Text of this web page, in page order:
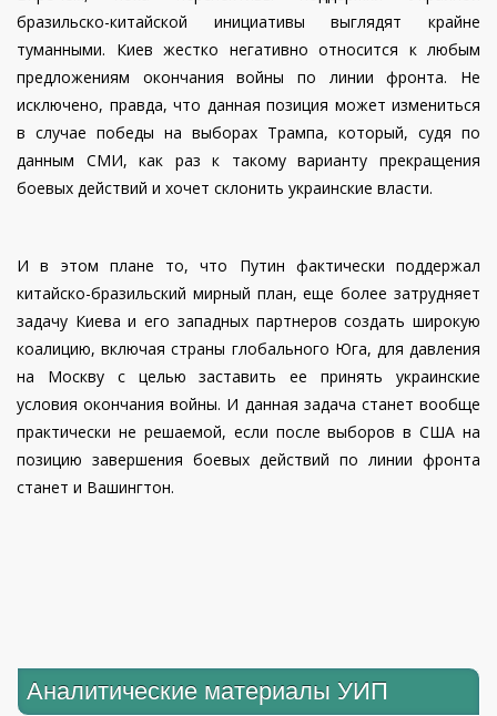
бразильско-китайской инициативы выглядят крайне
туманными. Киев жестко негативно относится к любым
предложениям окончания войны по линии фронта. Не
исключено, правда, что данная позиция может измениться
в случае победы на выборах Трампа, который, судя по
данным СМИ, как раз к такому варианту прекращения
боевых действий и хочет склонить украинские власти.
И в этом плане то, что Путин фактически поддержал
китайско-бразильский мирный план, еще более затрудняет
задачу Киева и его западных партнеров создать широкую
коалицию, включая страны глобального Юга, для давления
на Москву с целью заставить ее принять украинские
условия окончания войны. И данная задача станет вообще
практически не решаемой, если после выборов в США на
позицию завершения боевых действий по линии фронта
станет и Вашингтон.
Аналитические материалы УИП